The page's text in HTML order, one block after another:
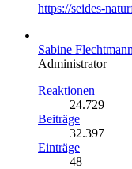
https://seides-
Sabine Flechtmann
Administrator
Reaktionen
24.729
Beiträge
32.397
Einträge
48